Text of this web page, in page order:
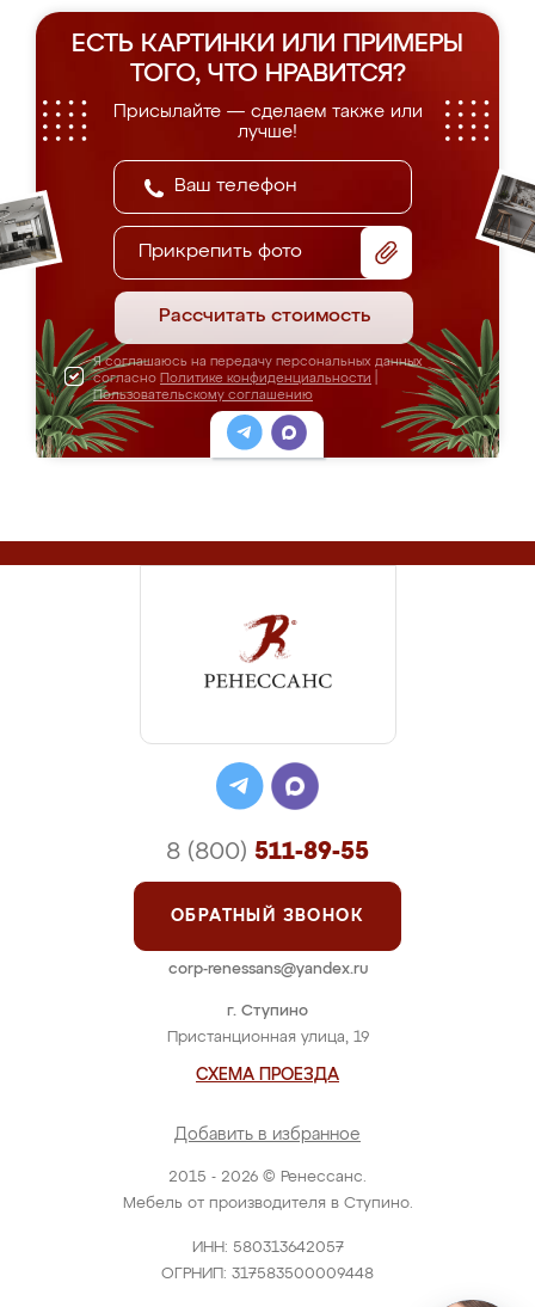
ЕСТЬ КАРТИНКИ ИЛИ ПРИМЕРЫ
ТОГО, ЧТО НРАВИТСЯ?
Присылайте — сделаем также или
лучше!
Прикрепить фото
Рассчитать стоимость
Я соглашаюсь на передачу персональных данных
согласно Политике конфиденциальности
Пользовательскому соглашению
2015 - 2026 © Ренессанс.
Мебель от производителя в Ступино.
ИНН: 580313642057
ОГРНИП: 317583500009448
г. Ступино
Пристанционная улица, 19
СХЕМА ПРОЕЗДА
Добавить в избранное
8 (800) 511-89-55
ОБРАТНЫЙ ЗВОНОК
corp-renessans@yandex.ru